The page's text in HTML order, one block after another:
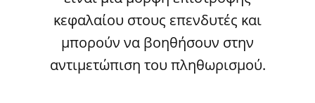
κεφαλαίου στους επενδυτές και
μπορούν να βοηθήσουν στην
αντιμετώπιση του πληθωρισμού.